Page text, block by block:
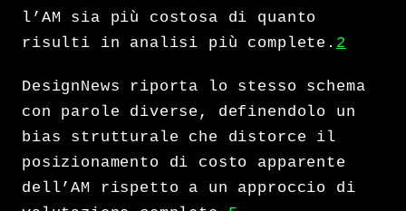
l’AM sia più costosa di quanto
risulti in analisi più complete. 2
DesignNews riporta lo stesso schema
con parole diverse, definendolo un
bias strutturale che distorce il
posizionamento di costo apparente
dell’AM rispetto a un approccio di